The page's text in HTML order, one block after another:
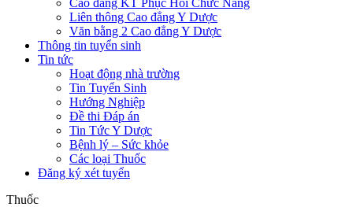
Cao đẳng KT Phục Hồi Chức Năng
Liên thông Cao đẳng Y Dược
Văn bằng 2 Cao đẳng Y Dược
Thông tin tuyển sinh
Tin tức
Hoạt động nhà trường
Tin Tuyển Sinh
Hướng Nghiệp
Đề thi Đáp án
Tin Tức Y Dược
Bệnh lý – Sức khỏe
Các loại Thuốc
Đăng ký xét tuyển
Thuốc